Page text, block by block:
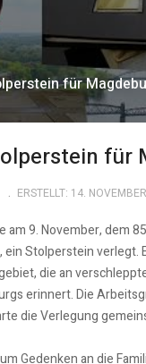
für
für
ERSTELLT: 14.
am 9. November, dem
Stolperstein verlegt.
die an
erinnert. Die
die Verlegung
Gedenken an die